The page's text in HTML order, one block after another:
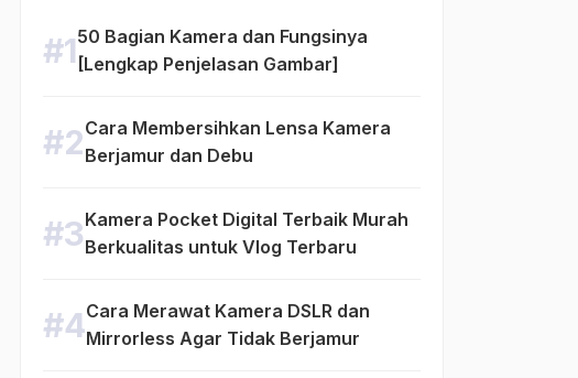
50 Bagian Kamera dan Fungsinya
[Lengkap Penjelasan Gambar]
Cara Membersihkan Lensa Kamera
Berjamur dan Debu
Kamera Pocket Digital Terbaik Murah
Berkualitas untuk Vlog Terbaru
Cara Merawat Kamera DSLR dan
Mirrorless Agar Tidak Berjamur